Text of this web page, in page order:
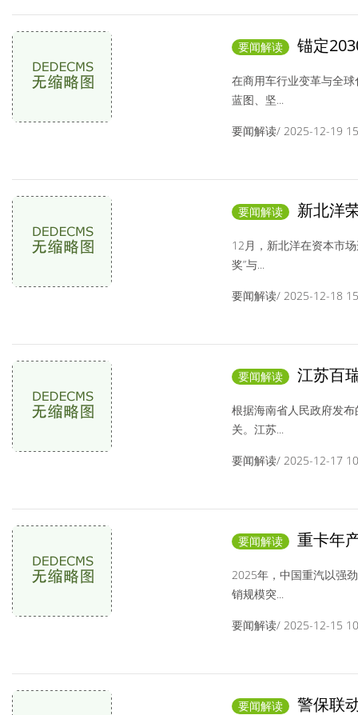
要闻解读
锚定
就高增长路径
在商用车行业变革与全
蓝图、坚...
要闻解读/ 2025-12-19
要闻解读 新北洋
12月，新北洋在资本市
奖”与...
要闻解读/ 2025-12-18
要闻解读
江苏百
里程碑式跃升
根据海南省人民政府发
关。江苏...
要闻解读/ 2025-12-17
要闻解读
重卡年
2026年合作伙伴
2025年，中国重汽以强
销规模突...
要闻解读/ 2025-12-15
要闻解读 警保联